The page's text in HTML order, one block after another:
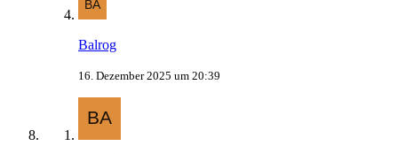
Balrog
16. Dezember 2025 um 20:39